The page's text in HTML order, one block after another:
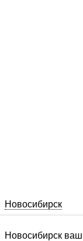
Новосибирск
Новосибирск